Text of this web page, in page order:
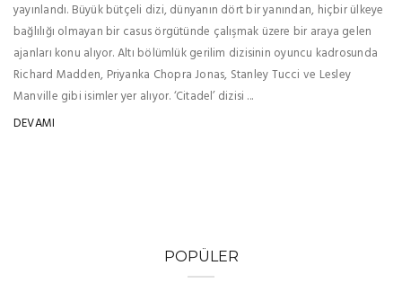
yayınlandı. Büyük bütçeli dizi, dünyanın dört bir yanından, hiçbir ülkeye
bağlılığı olmayan bir casus örgütünde çalışmak üzere bir araya gelen
ajanları konu alıyor. Altı bölümlük gerilim dizisinin oyuncu kadrosunda
Richard Madden, Priyanka Chopra Jonas, Stanley Tucci ve Lesley
Manville gibi isimler yer alıyor. ‘Citadel’ dizisi ...
DEVAMI
POPÜLER